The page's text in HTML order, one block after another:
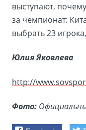
выступают,
за чемпионат:
выбрать 23
Юлия Яковлева
http://
Фото: